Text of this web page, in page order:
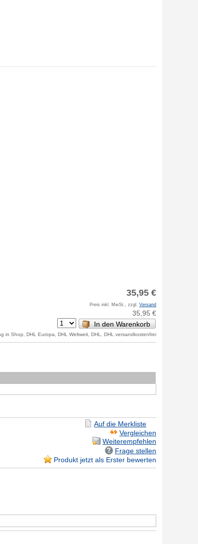
35,95 €
Preis inkl. MwSt., zzgl. Versand
35,95 €
In den Warenkorb
in Shop, DHL Europa, DHL Weltweit, DHL, DHL versandkostenfrei
Weiterempfehlen
Frage stellen
Produkt jetzt als Erster bewerten